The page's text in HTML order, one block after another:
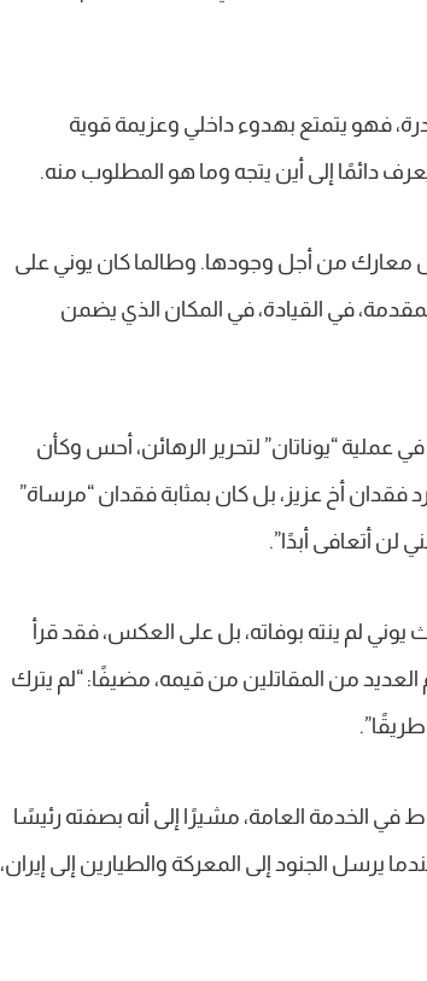
فهو يتمتع بهدوء داخلي وعزيمة قوية
دائمًا إلى أين يتجه وما هو المطلوب منه.
معارك من أجل وجودها. وطالما كان يوني على
في القيادة، في المكان الذي يضمن
عملية “يوناتان” لتحرير الرهائن، أحس وكأن
فقدان أخ عزيز، بل كان بمثابة فقدان “مرساة”
لن أتعافى أبدًا”.
لم ينته بوفاته، بل على العكس، فقد قرأ
من المقاتلين من قيمه، مضيفًا: “لم يترك
في الخدمة العامة، مشيرًا إلى أنه بصفته رئيسًا
يرسل الجنود إلى المعركة والطيارين إلى إيران،